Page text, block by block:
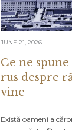
JUNE 21, 2026
Ce ne
rus despre
vine
Există oameni a